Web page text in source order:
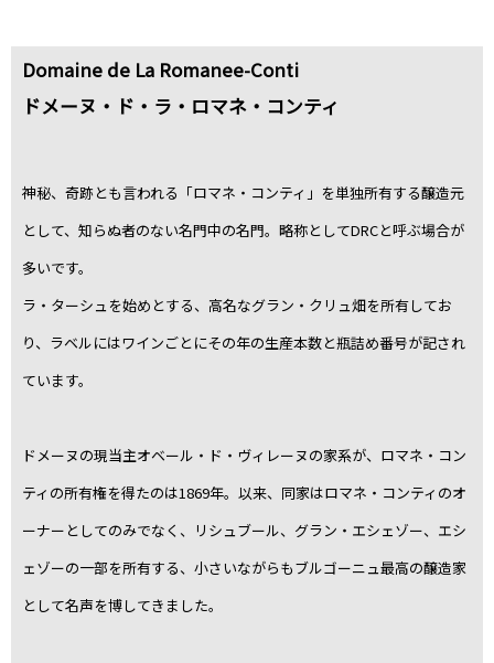
Domaine de La Romanee-Conti
ドメーヌ・ド・ラ・ロマネ・コンティ
神秘、奇跡とも言われる「ロマネ・コンティ」を単独所有する醸造元
として、知らぬ者のない名門中の名門。略称としてDRCと呼ぶ場合が
多いです。
ラ・ターシュを始めとする、高名なグラン・クリュ畑を所有してお
り、ラベルにはワインごとにその年の生産本数と瓶詰め番号が記され
ています。
ドメーヌの現当主オベール・ド・ヴィレーヌの家系が、ロマネ・コン
ティの所有権を得たのは1869年。以来、同家はロマネ・コンティのオ
ーナーとしてのみでなく、リシュブール、グラン・エシェゾー、エシ
ェゾーの一部を所有する、小さいながらもブルゴーニュ最高の醸造家
として名声を博してきました。